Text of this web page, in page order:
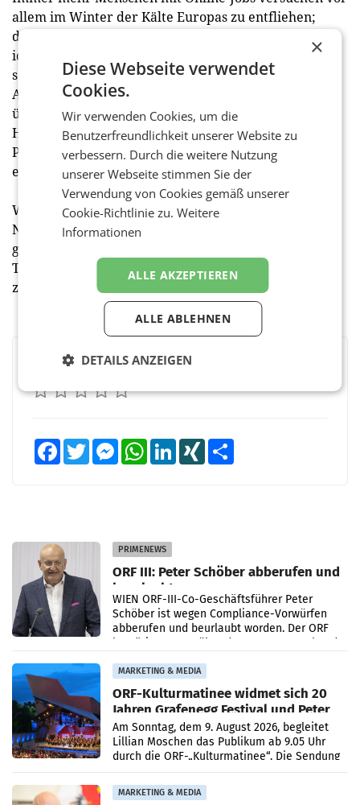
allem im Winter der Kälte Europas zu entfliehen;
deshalb bietet sich für Digitale Nomaden Ägypten als
ideale Homebase an. „Wir verfügen über die
schnellsten und besten Internetverbindungen in
Afrika”, ist Farag stolz. „Videokonferenzen sind
überhaupt kein Problem. Man kann also im
Homeoffice arbeiten, das Klima genießen, und die
Preise sind günstiger als in Europa. Und wo gibt sonst
es 365 Tage im Jahr garantierten Sonnenschein?”
Während etwa in Thailand das Arbeiten als Digital
Nomad eine rechtliche Grauzone, aber geduldet ist,
gibt es in Ägypten kein Problem: „Das normale
Touristenvisum, das ein Monat lang gilt, kann auf bis
zu drei Monate verlängert werden.”
BEWERTEN SIE DIESEN ARTIKEL
FacebookTwitter MessengerWhatsAppLinkedInXING
PRIMENEWS
ORF III: Peter Schöber abberufen und
beurlaubt
WIEN ORF-III-Co-Geschäftsführer Peter
Schöber ist wegen Compliance-Vorwürfen
abberufen und beurlaubt worden. Der ORF
bestätigte gegenüber der APA entsprechende
MARKETING & MEDIA
ORF-Kulturmatinee widmet sich 20
Jahren Grafenegg Festival und Peter
Simonischek
Am Sonntag, dem 9. August 2026, begleitet
Lillian Moschen das Publikum ab 9.05 Uhr
durch die ORF-„Kulturmatinee“. Die Sendung
startet mit der Dokumentation „20 Jahre
Grafenegg
MARKETING & MEDIA
×
Diese Webseite verwendet
Cookies.
Wir verwenden Cookies, um die
Benutzerfreundlichkeit unserer Website zu
verbessern. Durch die weitere Nutzung
unserer Webseite stimmen Sie der
Verwendung von Cookies gemäß unserer
Cookie-Richtlinie zu.Weitere
Informationen
ALLE AKZEPTIEREN
ALLE ABLEHNEN
DETAILS ANZEIGEN